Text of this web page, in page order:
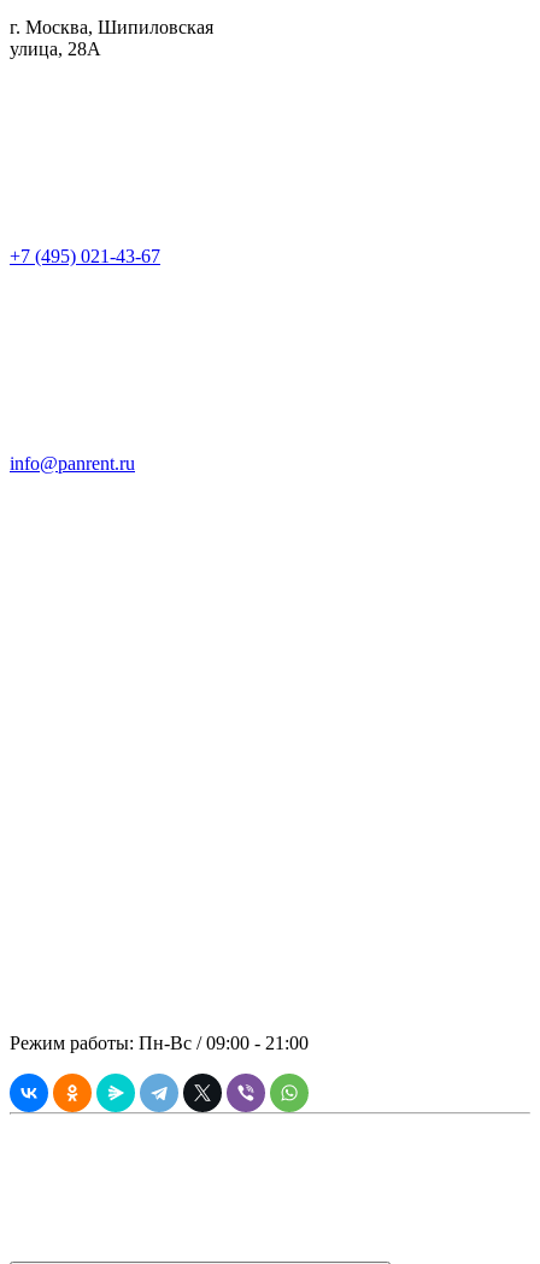
г. Москва, Шипиловская
улица, 28А
+7 (495) 021-43-67
info@panrent.ru
Режим работы: Пн-Вс / 09:00 - 21:00